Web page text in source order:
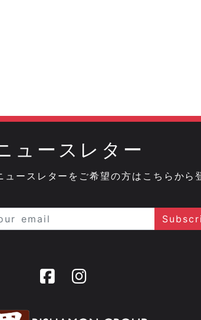
ュースレター
ースレターをご希望の方はこちらから